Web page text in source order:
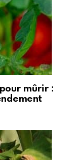
mûrir :